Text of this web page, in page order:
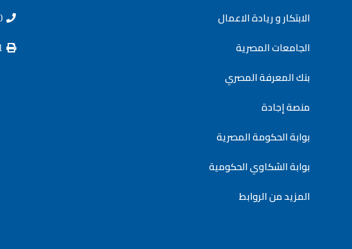
الابتكار و ريادة الاعمال
الجامعات المصرية
بنك المعرفة المصري
منصة إجادة
بوابة الحكومة المصرية
بوابة الشكاوي الحكومية
المزيد من الروابط